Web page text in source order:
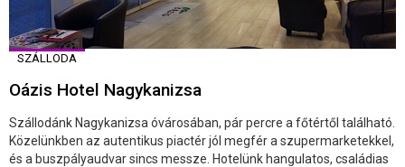
SZÁLLODA
Oázis Hotel Nagykanizsa
Szállodánk Nagykanizsa óvárosában, pár percre a főtértől található.
Közelünkben az autentikus piactér jól megfér a szupermarketekkel,
és a buszpályaudvar sincs messze. Hotelünk hangulatos, családias